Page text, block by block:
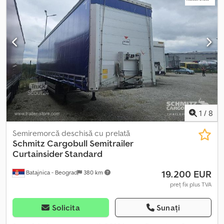
mm. Dimensiune anvelope: 385/55 R22.5, Volum zonă de încărcare:
95 m³, 1-a axă: , 2-a axă: , 3-a axă: , Axă de ridicare. Consultați o
prezentare generală a tuturor vehiculelor disponibile pe site-ul
nostru. Aveți nevoie de finanțare? Oferim soluții individualizate de
finanțare, contracte de service complet și servicii telematice. Vă
consiliem cu plăcere personal. Credpfxjyi Rxnj Al Nef
1 / 8
Batajnica - Beograd 380 km
Semiremorcă deschisă cu prelată
Schmitz Cargobull Semitrailer
Curtainsider Standard
19.200 EUR
preț fix plus TVA
Solicita Sunați